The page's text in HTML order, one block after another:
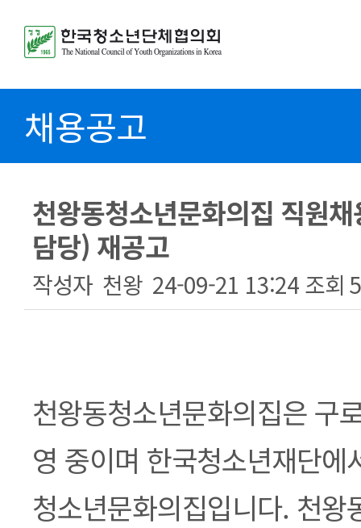
채용공고
천왕동청소년문화의집 직원
담당) 재공고
작성자 천왕 24-09-21 13:24 조회
본문
천왕동청소년문화의집은 구
영 중이며 한국청소년재단에
청소년문화의집입니다. 천왕